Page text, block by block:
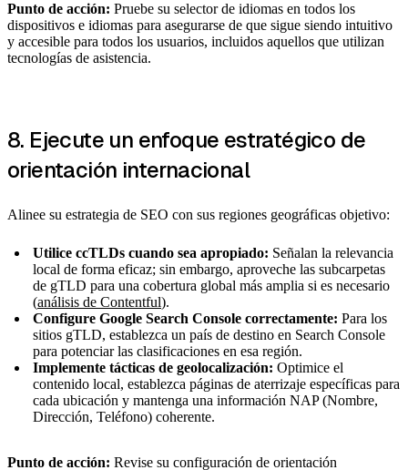
Punto de acción: Pruebe su selector de idiomas en todos los
dispositivos e idiomas para asegurarse de que sigue siendo intuitivo
y accesible para todos los usuarios, incluidos aquellos que utilizan
tecnologías de asistencia.
8. Ejecute un enfoque estratégico de
orientación internacional
Alinee su estrategia de SEO con sus regiones geográficas objetivo:
Utilice ccTLDs cuando sea apropiado: Señalan la relevancia
local de forma eficaz; sin embargo, aproveche las subcarpetas
de gTLD para una cobertura global más amplia si es necesario
(análisis de Contentful).
Configure Google Search Console correctamente: Para los
sitios gTLD, establezca un país de destino en Search Console
para potenciar las clasificaciones en esa región.
Implemente tácticas de geolocalización: Optimice el
contenido local, establezca páginas de aterrizaje específicas para
cada ubicación y mantenga una información NAP (Nombre,
Dirección, Teléfono) coherente.
Punto de acción: Revise su configuración de orientación